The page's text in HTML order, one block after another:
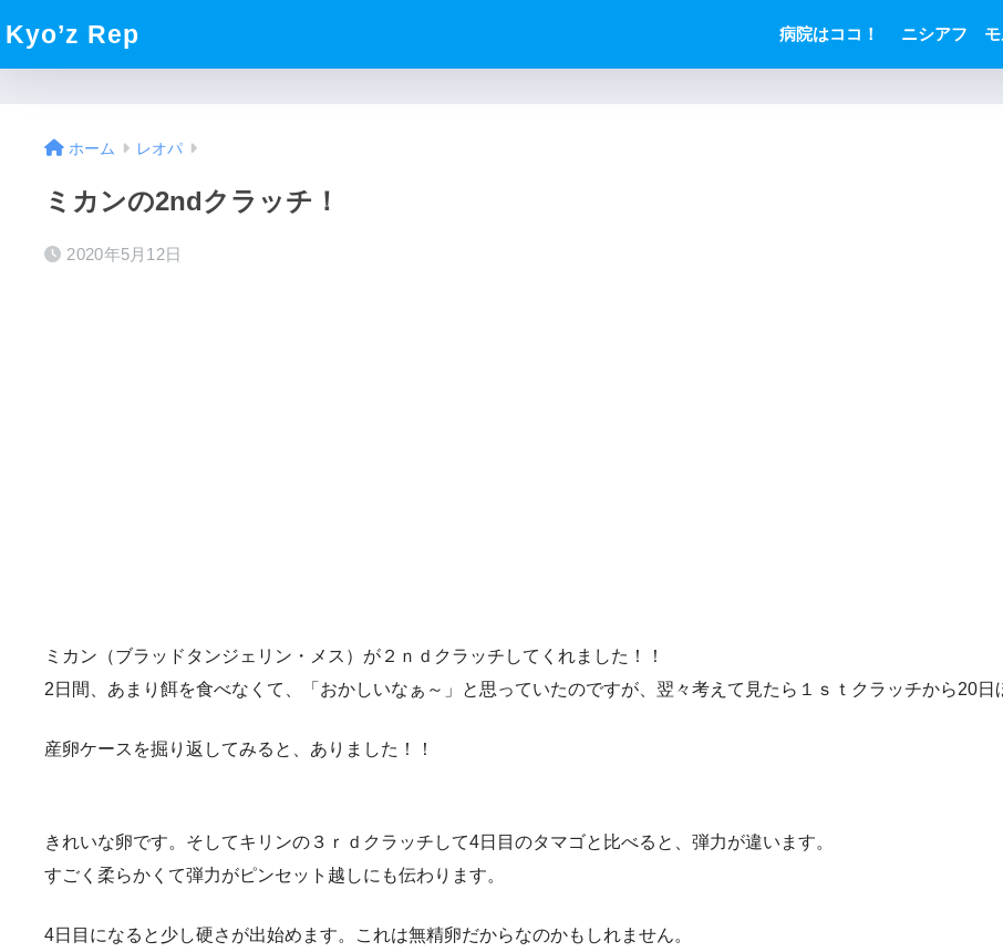
Kyo’z Rep 病院はココ！ ニシアフ モ
ホーム レオパ
ミカンの2ndクラッチ！
2020年5月12日
ミカン（ブラッドタンジェリン・メス）が２ｎｄクラッチしてくれました！！
2日間、あまり餌を食べなくて、「おかしいなぁ～」と思っていたのですが、翌々考えて見たら１ｓｔクラッチから20日
産卵ケースを掘り返してみると、ありました！！
きれいな卵です。そしてキリンの３ｒｄクラッチして4日目のタマゴと比べると、弾力が違います。
すごく柔らかくて弾力がピンセット越しにも伝わります。
4日目になると少し硬さが出始めます。これは無精卵だからなのかもしれません。